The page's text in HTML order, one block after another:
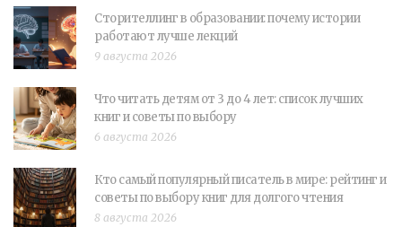
Сторителлинг в образовании: почему истории
работают лучше лекций
9 августа 2026
Что читать детям от 3 до 4 лет: список лучших
книг и советы по выбору
6 августа 2026
Кто самый популярный писатель в мире: рейтинг и
советы по выбору книг для долгого чтения
8 августа 2026